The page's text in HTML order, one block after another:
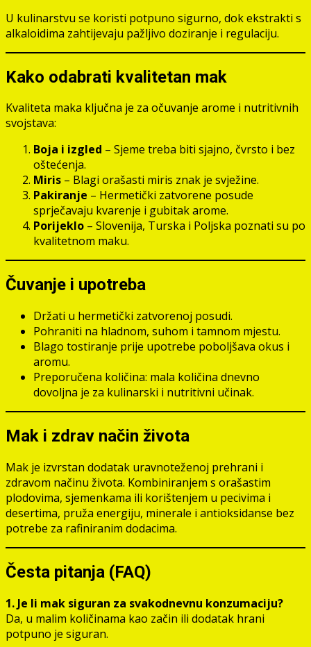
U kulinarstvu se koristi potpuno sigurno, dok ekstrakti s
alkaloidima zahtijevaju pažljivo doziranje i regulaciju.
Kako odabrati kvalitetan mak
Kvaliteta maka ključna je za očuvanje arome i nutritivnih
svojstava:
Boja i izgled – Sjeme treba biti sjajno, čvrsto i bez
oštećenja.
Miris – Blagi orašasti miris znak je svježine.
Pakiranje – Hermetički zatvorene posude
sprječavaju kvarenje i gubitak arome.
Porijeklo – Slovenija, Turska i Poljska poznati su po
kvalitetnom maku.
Čuvanje i upotreba
Držati u hermetički zatvorenoj posudi.
Pohraniti na hladnom, suhom i tamnom mjestu.
Blago tostiranje prije upotrebe poboljšava okus i
aromu.
Preporučena količina: mala količina dnevno
dovoljna je za kulinarski i nutritivni učinak.
Mak i zdrav način života
Mak je izvrstan dodatak uravnoteženoj prehrani i
zdravom načinu života. Kombiniranjem s orašastim
plodovima, sjemenkama ili korištenjem u pecivima i
desertima, pruža energiju, minerale i antioksidanse bez
potrebe za rafiniranim dodacima.
Česta pitanja (FAQ)
1. Je li mak siguran za svakodnevnu konzumaciju?
Da, u malim količinama kao začin ili dodatak hrani
potpuno je siguran.